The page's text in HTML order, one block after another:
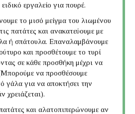
εργαλείο για πουρέ.
το μισό μείγμα του λιωμένου
πατάτες και ανακατεύουμε με
ή σπάτουλα. Επαναλαμβάνουμε
και προσθέτουμε το τυρί
σε κάθε προσθήκη μέχρι να
να προσθέσουμε
γάλα για να αποκτήσει την
χρειάζεται).
και αλατοπιπερώνουμε αν